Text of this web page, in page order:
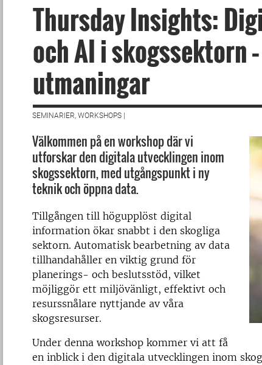
Thursday Insights:
och AI i skogssektorn
utmaningar
SEMINARIER, WORKSHOPS |
Välkommen på en workshop där vi
utforskar den digitala utvecklingen inom
skogssektorn, med utgångspunkt i ny
teknik och öppna data.
Tillgången till högupplöst digital
information ökar snabbt i den skogliga
sektorn. Automatisk bearbetning av data
tillhandahåller en viktig grund för
planerings- och beslutsstöd, vilket
möjliggör ett miljövänligt, effektivt och
resurssnålare nyttjande av våra
skogsresurser.
Under denna workshop kommer vi att få
en inblick i den digitala utvecklingen inom